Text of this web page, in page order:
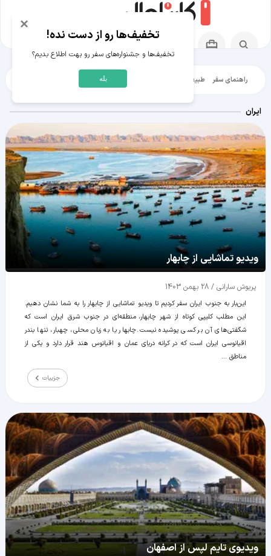
راهنمای سفر طبیعت‌گردی شهرگردی
ایران
ویدیو تماشایی از چابهار
پریوش سارانی / 28 بهمن 1403
این‌بار به جنوب ایران سفر کردیم تا ویدیو تماشایی از چابهار را به شما نشان دهیم.
این مطلب کلیپی کوتاه از شهر چابهار، منطقه‌ای در جنوب شرق ایران است که
شگفتی‌های آن بر کسی پوشیده نیست. چابهار یا به زبان محلی، چهبار، تنها بندر
اقیانوسی ایران است که در کرانه دریای عمان و اقیانوس هند قرار دارد و یکی از
مناطق ...
جزییات
ویدیوی تایم لپس از اصفهان
×
تخفیف‌ها رو از دست نده!
تخفیف‌ها و جشنواره‌های سفر رو بهت اطلاع بدیم؟
بله